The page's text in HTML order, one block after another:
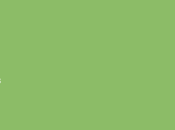
Video novērošanas kameras, Portatīvie